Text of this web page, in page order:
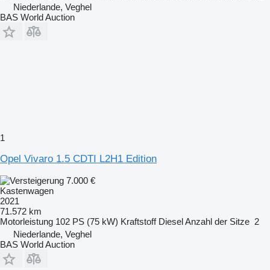
Niederlande, Veghel
BAS World Auction
1
Opel Vivaro 1.5 CDTI L2H1 Edition
7.000 €
Kastenwagen
2021
71.572 km
Motorleistung 102 PS (75 kW) Kraftstoff DieselAnzahl der Sitze 2
Niederlande, Veghel
BAS World Auction